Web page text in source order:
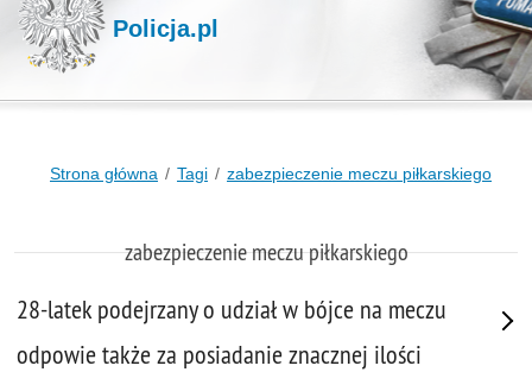
Policja.pl
Strona główna Tagi zabezpieczenie meczu piłkarskiego
zabezpieczenie meczu piłkarskiego
28-latek podejrzany o udział w bójce na meczu
odpowie także za posiadanie znacznej ilości